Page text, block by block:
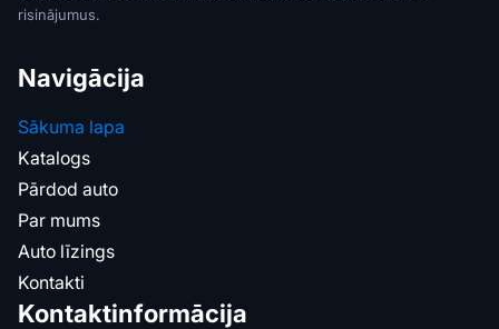
risinājumus.
Navigācija
Sākuma lapa
Katalogs
Pārdod auto
Par mums
Auto līzings
Kontakti
Kontaktinformācija